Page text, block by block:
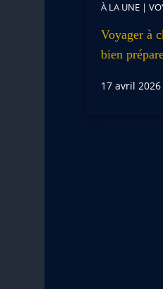
À LA UNE|
Voyager à
bien
17 avril 2026